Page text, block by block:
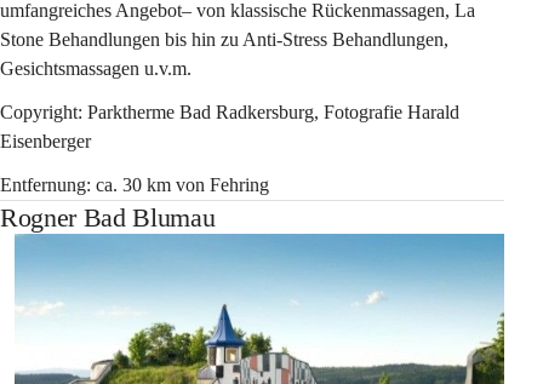
umfangreiches Angebot– von klassische Rückenmassagen, La
Stone Behandlungen bis hin zu Anti-Stress Behandlungen,
Gesichtsmassagen u.v.m.
Copyright: Parktherme Bad Radkersburg, Fotografie Harald
Eisenberger
Entfernung: ca. 30 km von Fehring
Rogner Bad Blumau